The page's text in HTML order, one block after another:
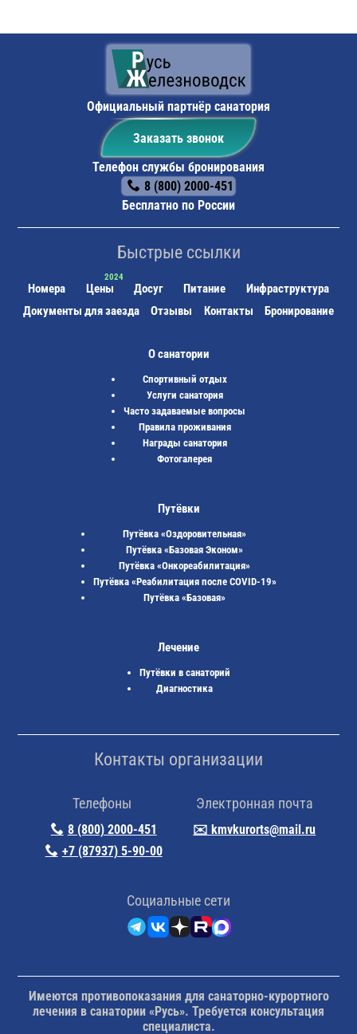
навигатором. По прибытию будет возможность
оставить автомобиль на парковке санатория.
до ж/д вокзала г. Минеральные воды,
далее на маршрутном такси №107 до остановки
"Оборонная".
Официальный партнёр санатория
Заказать звонок
Телефон службы бронирования
8 (800) 2000-451
Бесплатно по России
Быстрые ссылки
Номера Цены Досуг Питание
Инфраструктура
Документы для заезда
Отзывы Контакты Бронирование
О санатории
Спортивный отдых
Услуги санатория
Часто задаваемые вопросы
Правила проживания
Награды санатория
Фотогалерея
Путёвки
Путёвка «Оздоровительная»
Путёвка «Базовая Эконом»
Путёвка «Онкореабилитация»
Путёвка «Реабилитация после COVID-19»
Путёвка «Базовая»
Лечение
Путёвки в санаторий
Диагностика
Контакты организации
Телефоны
8 (800) 2000-451
+7 (87937) 5-90-00
Электронная почта
✉️ kmvkurorts@mail.ru
Cоциальные сети
Имеются противопоказания для санаторно-курортного
лечения в санатории «Русь». Требуется консультация
специалиста.